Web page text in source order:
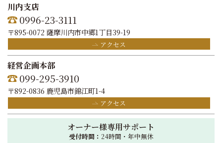
川内支店
0996-23-3111
〒895-0072 薩摩川内市中郷1丁目39-19
アクセス
経営企画本部
099-295-3910
〒892-0836 鹿児島市錦江町1-4
アクセス
オーナー様専用サポート
受付時間： 24時間・年中無休